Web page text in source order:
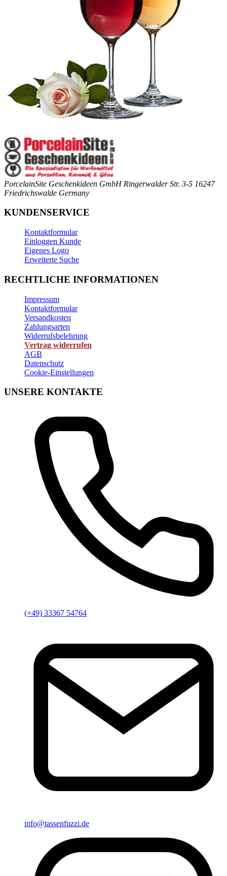
PorcelainSite Geschenkideen GmbH Ringerwalder Str. 3-5 16247
Friedrichswalde Germany
KUNDENSERVICE
Kontaktformular
Einloggen Kunde
Eigenes Logo
Erweiterte Suche
RECHTLICHE INFORMATIONEN
Impressum
Kontaktformular
Versandkosten
Zahlungsarten
Widerrufsbelehrung
Vertrag widerrufen
AGB
Datenschutz
Cookie-Einstellungen
UNSERE KONTAKTE
(+49) 33367 54764
info@tassenfuzzi.de